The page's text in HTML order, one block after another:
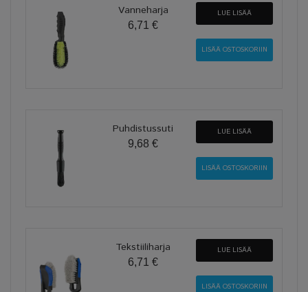
Vanneharja
6,71 €
LUE LISÄÄ
Puhdistussuti
9,68 €
LUE LISÄÄ
Tekstiiliharja
6,71 €
LUE LISÄÄ